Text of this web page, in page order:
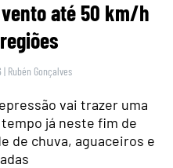
até 50 km/h
| Rubén Gonçalves
vai trazer uma
já neste fim de
de chuva, aguaceiros e